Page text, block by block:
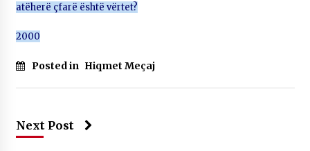
atëherë çfarë është vërtet?
2000
Posted in Hiqmet Meçaj
Next Post